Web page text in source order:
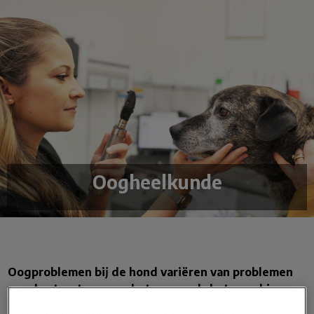
Oogheelkunde
Oogproblemen bij de hond variëren van problemen
van de structuren om het oog zoals het naar binnen